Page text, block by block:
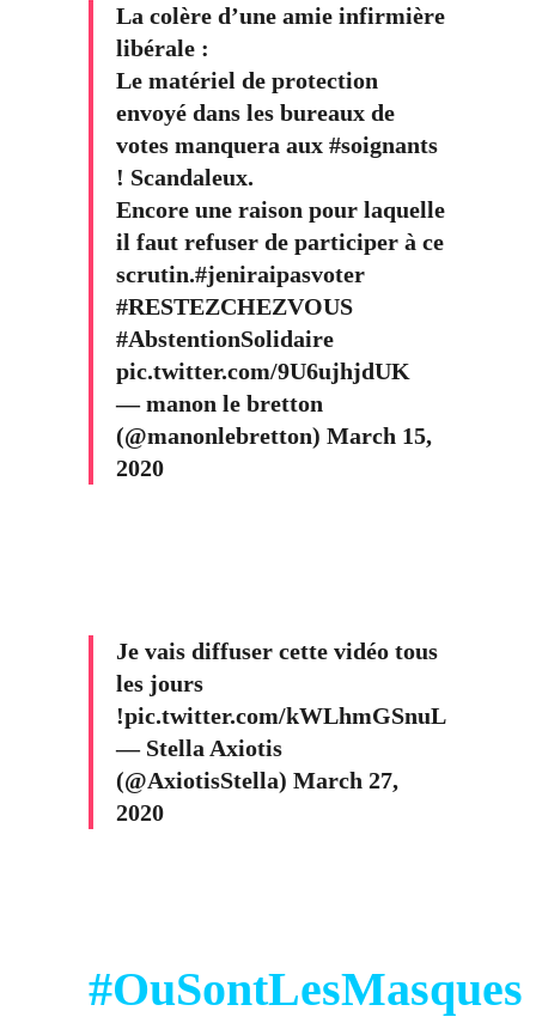
La colère d’une amie infirmière
libérale :
Le matériel de protection
envoyé dans les bureaux de
votes manquera aux #soignants
! Scandaleux.
Encore une raison pour laquelle
il faut refuser de participer à ce
scrutin.#jeniraipasvoter
#RESTEZCHEZVOUS
#AbstentionSolidaire
pic.twitter.com/9U6ujhjdUK
— manon le bretton
(@manonlebretton) March 15,
2020
Je vais diffuser cette vidéo tous
les jours
!pic.twitter.com/kWLhmGSnuL
— Stella Axiotis
(@AxiotisStella) March 27,
2020
#OuSontLesMasques